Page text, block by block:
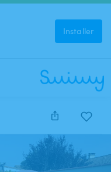
Installer